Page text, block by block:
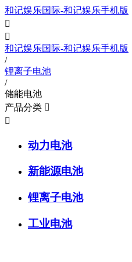
和记娱乐国际-和记娱乐手机版


和记娱乐国际-和记娱乐手机版
/
锂离子电池
/
储能电池
产品分类 

动力电池
新能源电池
锂离子电池
工业电池